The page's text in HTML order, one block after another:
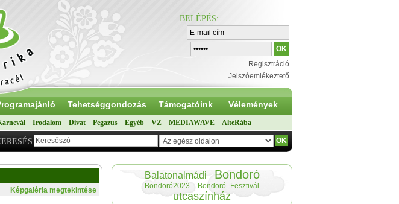
BELÉPÉS:
Regisztráció
Jelszóemlékeztető
Tehetséggondozás Támogatóink Vélemények
Irodalom Divat Pegazus Egyéb VZ MEDIAWAVE AlteRába
Képgaléria megtekintése
Balatonalmádi Bondoró
Bondoró2023 Bondoró_Fesztivál
utcaszínház